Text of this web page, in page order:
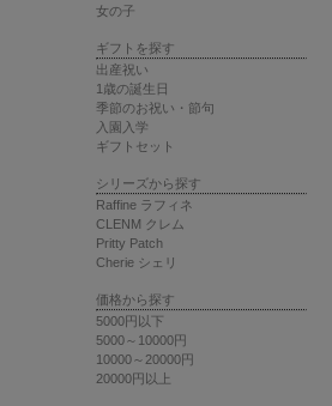
女の子
ギフトを探す
出産祝い
1歳の誕生日
季節のお祝い・節句
入園入学
ギフトセット
シリーズから探す
Raffine ラフィネ
CLENM クレム
Pritty Patch
Cherie シェリ
価格から探す
5000円以下
5000～10000円
10000～20000円
20000円以上